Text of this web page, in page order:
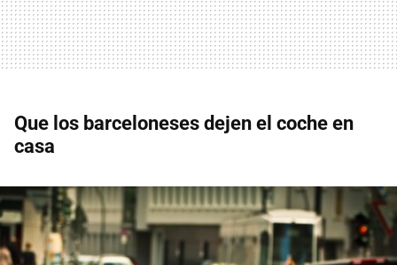
Que los barceloneses dejen el coche en
casa